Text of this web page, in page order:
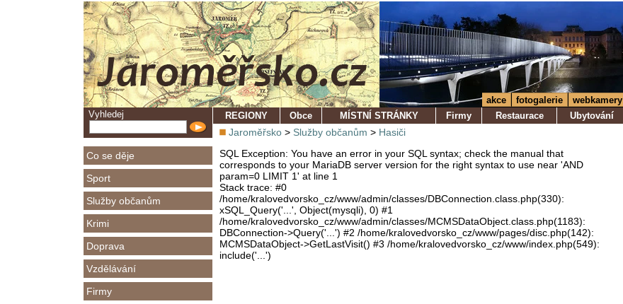
Vyhledej
Co se děje
Sport
Služby občanům
Krimi
Doprava
Vzdělávání
Firmy
akce fotogalerie
webkamery
REGIONY
Obce MÍSTNÍ STRÁNKY Firmy Restaurace Ubytování
Jaroměřsko > Služby občanům > Hasiči
SQL Exception: You have an error in your SQL syntax; check the manual that
corresponds to your MariaDB server version for the right syntax to use near 'AND
param=0 LIMIT 1' at line 1
Stack trace: #0
/home/kralovedvorsko_cz/www/admin/classes/DBConnection.class.php(330):
xSQL_Query('...', Object(mysqli), 0) #1
/home/kralovedvorsko_cz/www/admin/classes/MCMSDataObject.class.php(1183):
DBConnection->Query('...') #2 /home/kralovedvorsko_cz/www/pages/disc.php(142):
MCMSDataObject->GetLastVisit() #3 /home/kralovedvorsko_cz/www/index.php(549):
include('...')